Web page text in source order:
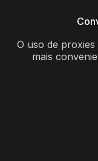
O uso de
mais